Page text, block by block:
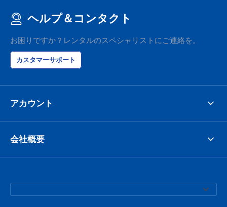
ヘルプ＆コンタクト
お困りですか？レンタルのスペシャリストにご連絡を。
カスタマーサポート
アカウント
会社概要